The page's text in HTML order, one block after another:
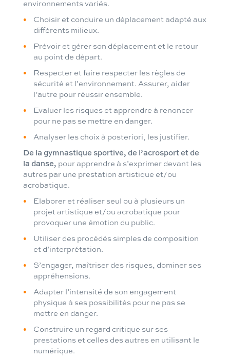
environnements variés.
Choisir et conduire un déplacement adapté aux
différents milieux.
Prévoir et gérer son déplacement et le retour
au point de départ.
Respecter et faire respecter les règles de
sécurité et l’environnement. Assurer, aider
l’autre pour réussir ensemble.
Evaluer les risques et apprendre à renoncer
pour ne pas se mettre en danger.
Analyser les choix à posteriori, les justifier.
De la gymnastique sportive, de l’acrosport et de
la danse, pour apprendre à s’exprimer devant les
autres par une prestation artistique et/ou
acrobatique.
Elaborer et réaliser seul ou à plusieurs un
projet artistique et/ou acrobatique pour
provoquer une émotion du public.
Utiliser des procédés simples de composition
et d’interprétation.
S’engager, maîtriser des risques, dominer ses
appréhensions.
Adapter l’intensité de son engagement
physique à ses possibilités pour ne pas se
mettre en danger.
Construire un regard critique sur ses
prestations et celles des autres en utilisant le
numérique.